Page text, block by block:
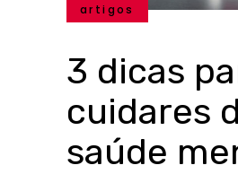
artigos
3 dicas
cuidares
saúde